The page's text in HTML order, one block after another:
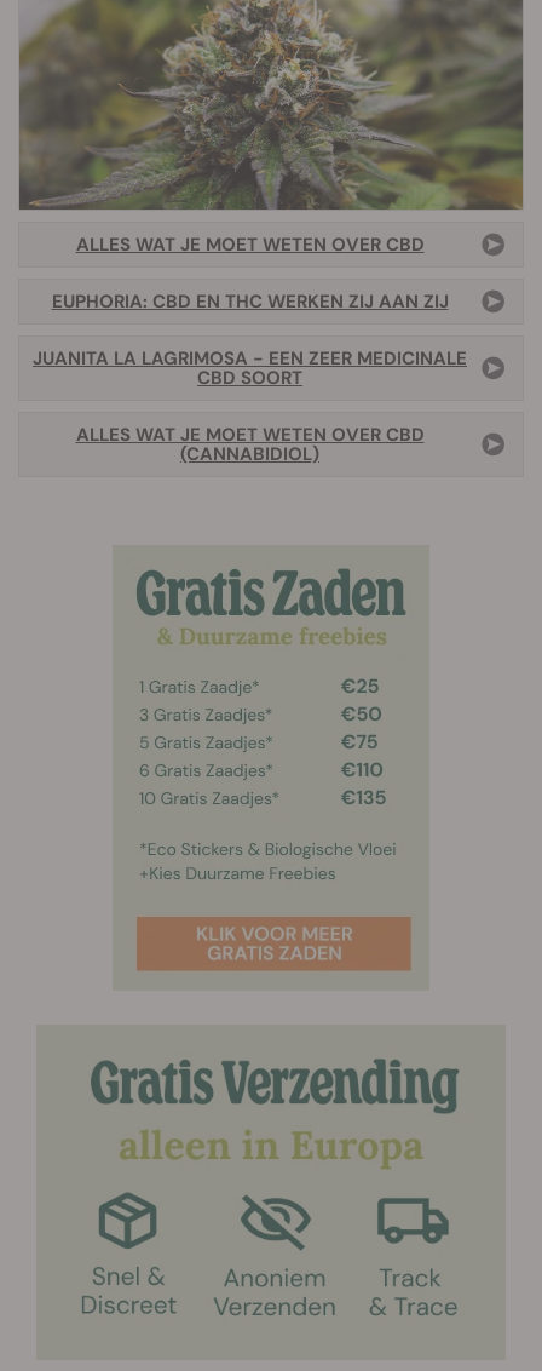
ALLES WAT JE MOET WETEN OVER CBD
EUPHORIA: CBD EN THC WERKEN ZIJ AAN ZIJ
JUANITA LA LAGRIMOSA - EEN ZEER MEDICINALE
CBD SOORT
ALLES WAT JE MOET WETEN OVER CBD
(CANNABIDIOL)